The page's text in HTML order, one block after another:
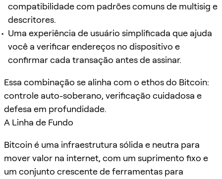
compatibilidade com padrões comuns de multisig e
descritores.
Uma experiência de usuário simplificada que ajuda
você a verificar endereços no dispositivo e
confirmar cada transação antes de assinar.
Essa combinação se alinha com o ethos do Bitcoin:
controle auto-soberano, verificação cuidadosa e
defesa em profundidade.
A Linha de Fundo
Bitcoin é uma infraestrutura sólida e neutra para
mover valor na internet, com um suprimento fixo e
um conjunto crescente de ferramentas para